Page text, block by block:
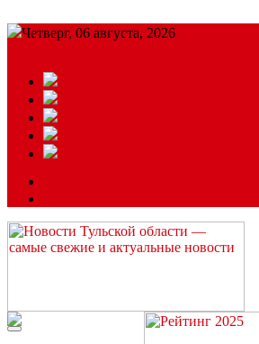
Четверг, 06 августа, 2026
Читайте последние новости дня в
“ЗаНовомосковск”